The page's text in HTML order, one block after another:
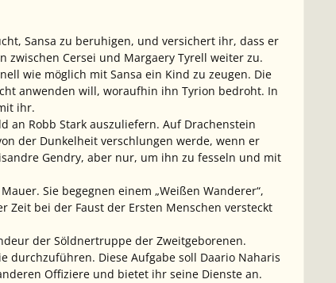
Sansa zu beruhigen, und versichert ihr, dass er
Cersei und Margaery Tyrell weiter zu.
wie möglich mit Sansa ein Kind zu zeugen. Die
anwenden will, woraufhin ihn Tyrion bedroht. In
ihr.
an Robb Stark auszuliefern. Auf Drachenstein
der Dunkelheit verschlungen werde, wenn er
Gendry, aber nur, um ihn zu fesseln und mit
Sie begegnen einem „Weißen Wanderer“,
bei der Faust der Ersten Menschen versteckt
der Söldnertruppe der Zweitgeborenen.
durchzuführen. Diese Aufgabe soll Daario Naharis
Offiziere und bietet ihr seine Dienste an.